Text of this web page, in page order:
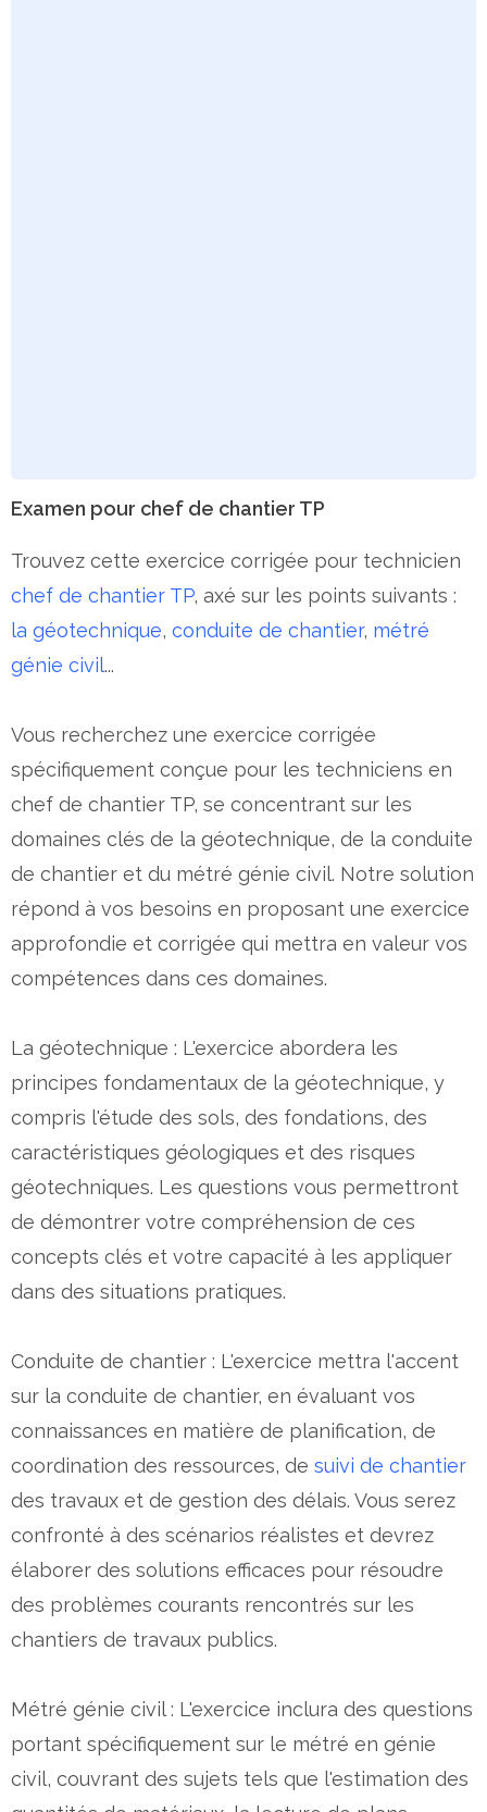
Examen pour chef de chantier TP
Trouvez cette exercice corrigée pour technicien
chef de chantier TP, axé sur les points suivants :
la géotechnique, conduite de chantier, métré
génie civil...
Vous recherchez une exercice corrigée
spécifiquement conçue pour les techniciens en
chef de chantier TP, se concentrant sur les
domaines clés de la géotechnique, de la conduite
de chantier et du métré génie civil. Notre solution
répond à vos besoins en proposant une exercice
approfondie et corrigée qui mettra en valeur vos
compétences dans ces domaines.
La géotechnique : L'exercice abordera les
principes fondamentaux de la géotechnique, y
compris l'étude des sols, des fondations, des
caractéristiques géologiques et des risques
géotechniques. Les questions vous permettront
de démontrer votre compréhension de ces
concepts clés et votre capacité à les appliquer
dans des situations pratiques.
Conduite de chantier : L'exercice mettra l'accent
sur la conduite de chantier, en évaluant vos
connaissances en matière de planification, de
coordination des ressources, de suivi de chantier
des travaux et de gestion des délais. Vous serez
confronté à des scénarios réalistes et devrez
élaborer des solutions efficaces pour résoudre
des problèmes courants rencontrés sur les
chantiers de travaux publics.
Métré génie civil : L'exercice inclura des questions
portant spécifiquement sur le métré en génie
civil, couvrant des sujets tels que l'estimation des